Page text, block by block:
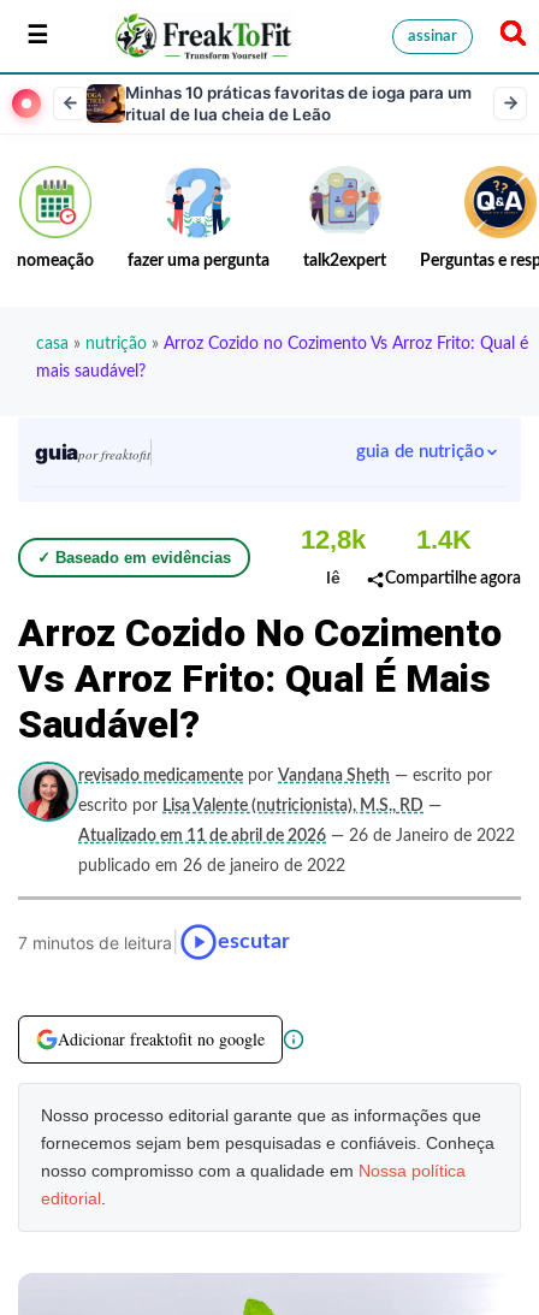
assinar
Minhas 10 práticas favoritas de ioga para um
ritual de lua cheia de Leão
nomeação fazer uma pergunta talk2expert Perguntas e
casa » nutrição » Arroz Cozido no Cozimento Vs Arroz Frito: Qual é
mais saudável?
guiapor freaktofit guia de nutrição
✓ Baseado em evidências
12,8k
lê
1.4K
Compartilhe agora
Arroz Cozido No Cozimento
Vs Arroz Frito: Qual É Mais
Saudável?
revisado medicamente por Vandana Sheth — escrito por
escrito por Lisa Valente (nutricionista), M.S., RD —
Atualizado em 11 de abril de 2026 — 26 de Janeiro de 2022
publicado em 26 de janeiro de 2022
7 minutos de leitura escutar
Adicionar freaktofit no google
Nosso processo editorial garante que as informações que
fornecemos sejam bem pesquisadas e confiáveis. Conheça
nosso compromisso com a qualidade em Nossa política
editorial